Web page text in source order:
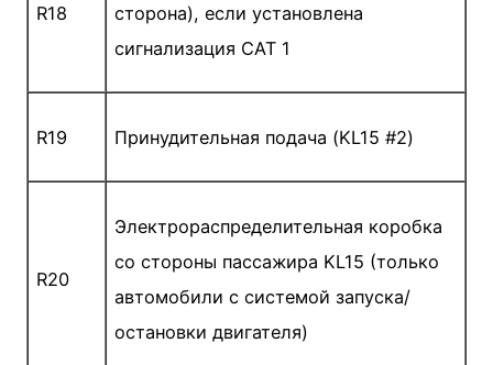
R18
сторона), если уста­новлена
сигнализация CAT 1
R19 Принудительная подача (KL15 #2)
R20
Электрораспределительная коробка
со стороны пассажира KL15 (только
автомобили с системой запуска/
остановки двигателя)